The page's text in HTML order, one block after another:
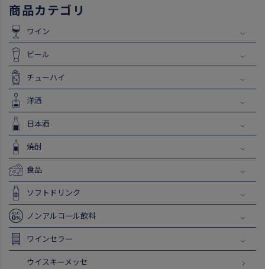
商品カテゴリ
ワイン
ビール
チューハイ
洋酒
日本酒
焼酎
食品
ソフトドリンク
ノンアルコール飲料
ワインセラー
ウイスキーメッセ